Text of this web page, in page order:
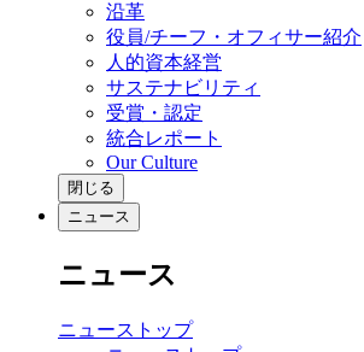
沿革
役員/チーフ・オフィサー紹介
人的資本経営
サステナビリティ
受賞・認定
統合レポート
Our Culture
閉じる
ニュース
ニュース
ニューストップ